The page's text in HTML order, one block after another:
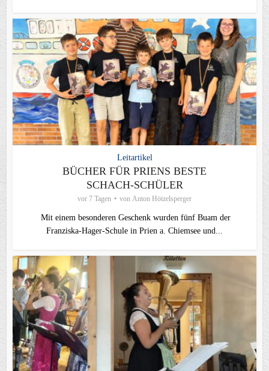
Leitartikel
BÜCHER FÜR PRIENS BESTE
SCHACH-SCHÜLER
vor 7 Tagen von Anton Hötzelsperger
Mit einem besonderen Geschenk wurden fünf Buam der
Franziska-Hager-Schule in Prien a. Chiemsee und...